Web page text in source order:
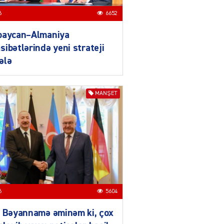
daha da möhkəmlənir
Prezident İlham Əliyevin
Qırğızıstana dövlət səfəri
03.08.2026 7726
Azərbaycan-Qırğızıstan
münasibətləri
bərabərhüquqlu
tərəfdaşlığa və yüksək
etimada söykənən
müttəfiqlik modelidir
6652
yeni strateji
MANŞET
5604
Bəyannamə əminəm ki, çox